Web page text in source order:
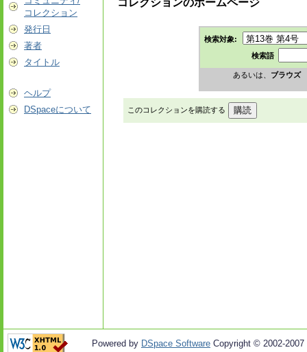
コレクション
発行日
著者
タイトル
ヘルプ
DSpaceについて
コレクションのホームページ
検索対象:
検索語
あるいは、 ブラウズ
このコレクションを購読する
Powered by DSpace Software Copyright © 2002-2007